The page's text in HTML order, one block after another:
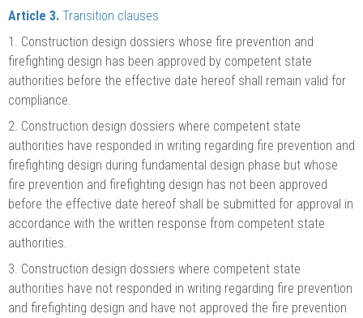
Article 3. Transition clauses
1. Construction design dossiers whose fire prevention and
firefighting design has been approved by competent state
authorities before the effective date hereof shall remain valid for
compliance.
2. Construction design dossiers where competent state
authorities have responded in writing regarding fire prevention and
firefighting design during fundamental design phase but whose
fire prevention and firefighting design has not been approved
before the effective date hereof shall be submitted for approval in
accordance with the written response from competent state
authorities.
3. Construction design dossiers where competent state
authorities have not responded in writing regarding fire prevention
and firefighting design and have not approved the fire prevention